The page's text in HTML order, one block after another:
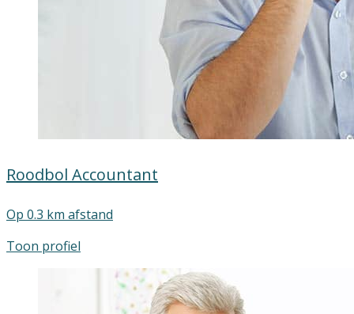
Roodbol Accountant
Op 0.3 km afstand
Toon profiel